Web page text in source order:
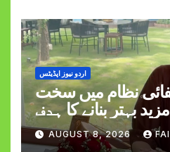
اردو نیوز اپڈیٹس
نظام میں سخت
بہتر بنانے کا ہدف
AUGUST 8, 2026